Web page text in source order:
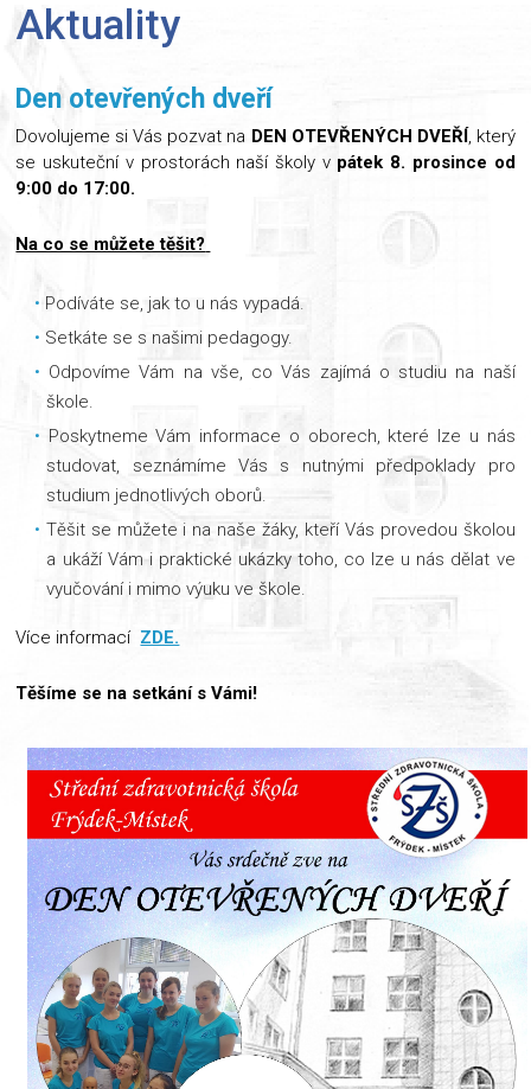
Aktuality
Den otevřených dveří
Dovolujeme si Vás pozvat na DEN OTEVŘENÝCH DVEŘÍ, který
se uskuteční v prostorách naší školy v pátek 8. prosince od
9:00 do 17:00.
Na co se můžete těšit?
Podíváte se, jak to u nás vypadá.
Setkáte se s našimi pedagogy.
Odpovíme Vám na vše, co Vás zajímá o studiu na naší
škole.
Poskytneme Vám informace o oborech, které lze u nás
studovat, seznámíme Vás s nutnými předpoklady pro
studium jednotlivých oborů.
Těšit se můžete i na naše žáky, kteří Vás provedou školou
a ukáží Vám i praktické ukázky toho, co lze u nás dělat ve
vyučování i mimo výuku ve škole.
Více informací ZDE.
Těšíme se na setkání s Vámi!